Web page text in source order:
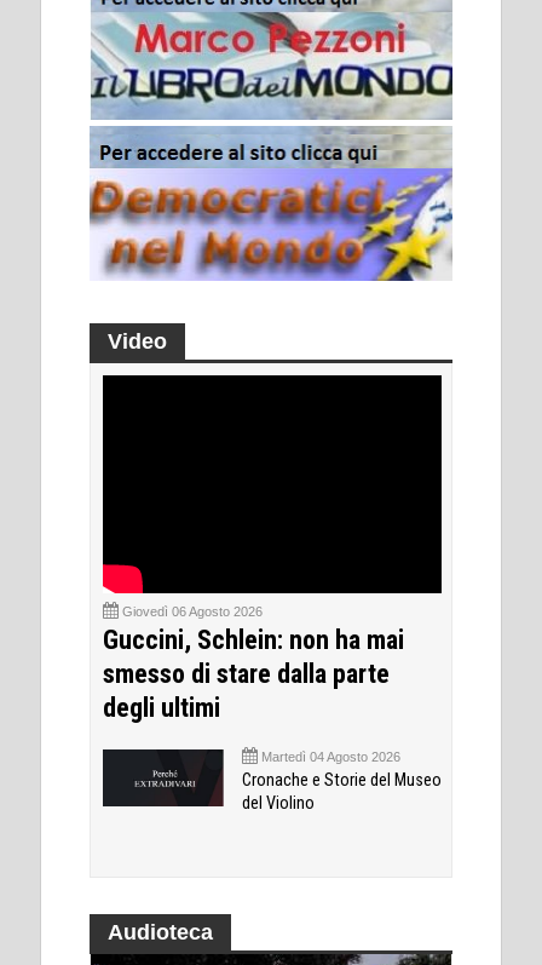
Video
Giovedì 06 Agosto 2026
Guccini, Schlein: non ha mai
smesso di stare dalla parte
degli ultimi
Martedì 04 Agosto 2026
Cronache e Storie del Museo
del Violino
Audioteca